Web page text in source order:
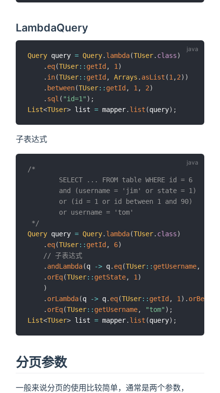
LambdaQuery
Query query = Query. lambda(TUser. class)
. eq(TUser:: getId , 1 )
. in(TUser:: getId , Arrays . asList (1 ,2) )
. between(TUser:: getId , 1 , 2)
. sql ( "id=1" ) ;
List<TUser> list = mapper. list (query) ;
子表达式
/*
        SELECT ... FROM table WHERE id = 6
        and (username = 'jim' or state = 1)
        or (id = 1 or id between 1 and 90)
        or username = 'tom'
*/
Query query = Query. lambda(TUser. class)
. eq(TUser:: getId , 6)
// 子表达式
. andLambda(q -> q. eq(TUser:: getUsername,
. orEq(TUser:: getState, 1 )
)
. orLambda(q -> q. eq(TUser:: getId , 1 ) .
. orEq(TUser:: getUsername, "tom" ) ;
List<TUser> list = mapper. list (query) ;
分页参数
一般来说分页的使用比较简单，通常是两个参数，